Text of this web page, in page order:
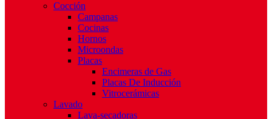
Cocción
Campanas
Cocinas
Hornos
Microondas
Placas
Encimeras de Gas
Placas De Inducción
Vitrocerámicas
Lavado
Lava-secadoras